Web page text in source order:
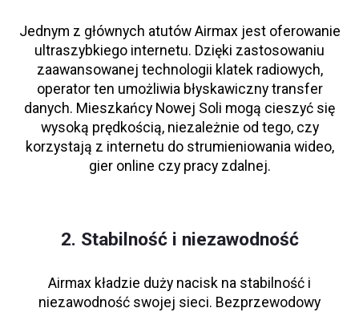
Jednym z głównych atutów Airmax jest oferowanie
ultraszybkiego internetu. Dzięki zastosowaniu
zaawansowanej technologii klatek radiowych,
operator ten umożliwia błyskawiczny transfer
danych. Mieszkańcy Nowej Soli mogą cieszyć się
wysoką prędkością, niezależnie od tego, czy
korzystają z internetu do strumieniowania wideo,
gier online czy pracy zdalnej.
2. Stabilność i niezawodność
Airmax kładzie duży nacisk na stabilność i
niezawodność swojej sieci. Bezprzewodowy